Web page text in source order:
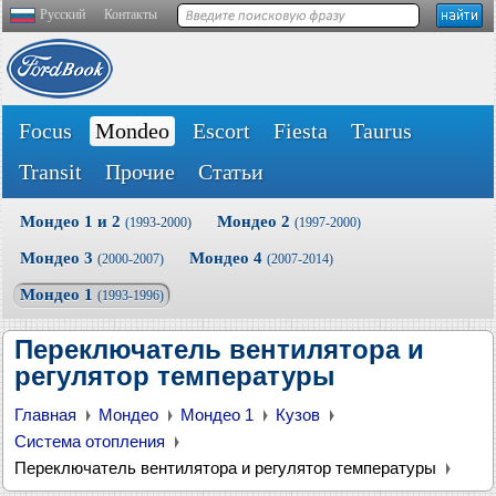
Русский Контакты
Focus Mondeo Escort Fiesta
Taurus
Transit
Прочие Статьи
Мондео 1 и 2 (1993-2000) Мондео 2 (1997-2000)
Мондео 3 (2000-2007) Мондео 4 (2007-2014)
Мондео 1 (1993-1996)
Переключатель вентилятора и
регулятор температуры
Главная Мондео Мондео 1
Кузов
Система отопления
Переключатель вентилятора и регулятор температуры